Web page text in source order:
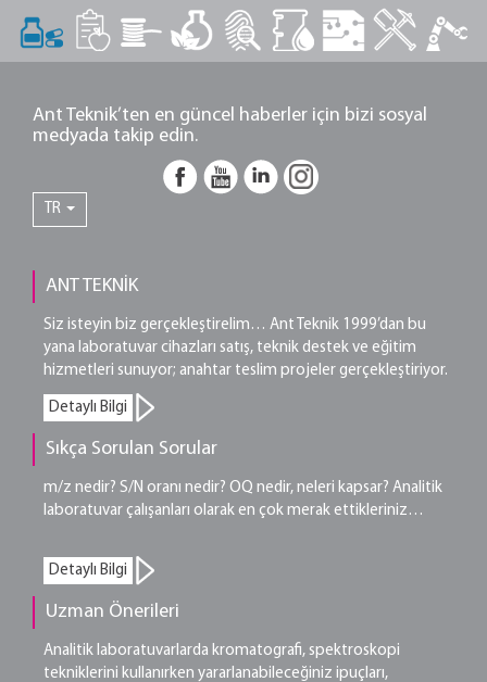
Ant Teknik’ten en güncel haberler için bizi sosyal
medyada takip edin.
TR
ANT TEKNİK
Siz isteyin biz gerçekleştirelim… Ant Teknik 1999’dan bu
yana laboratuvar cihazları satış, teknik destek ve eğitim
hizmetleri sunuyor; anahtar teslim projeler gerçekleştiriyor.
Detaylı Bilgi
Sıkça Sorulan Sorular
m/z nedir? S/N oranı nedir? OQ nedir, neleri kapsar? Analitik
laboratuvar çalışanları olarak en çok merak ettikleriniz…
Detaylı Bilgi
Uzman Önerileri
Analitik laboratuvarlarda kromatografi, spektroskopi
tekniklerini kullanırken yararlanabileceğiniz ipuçları,